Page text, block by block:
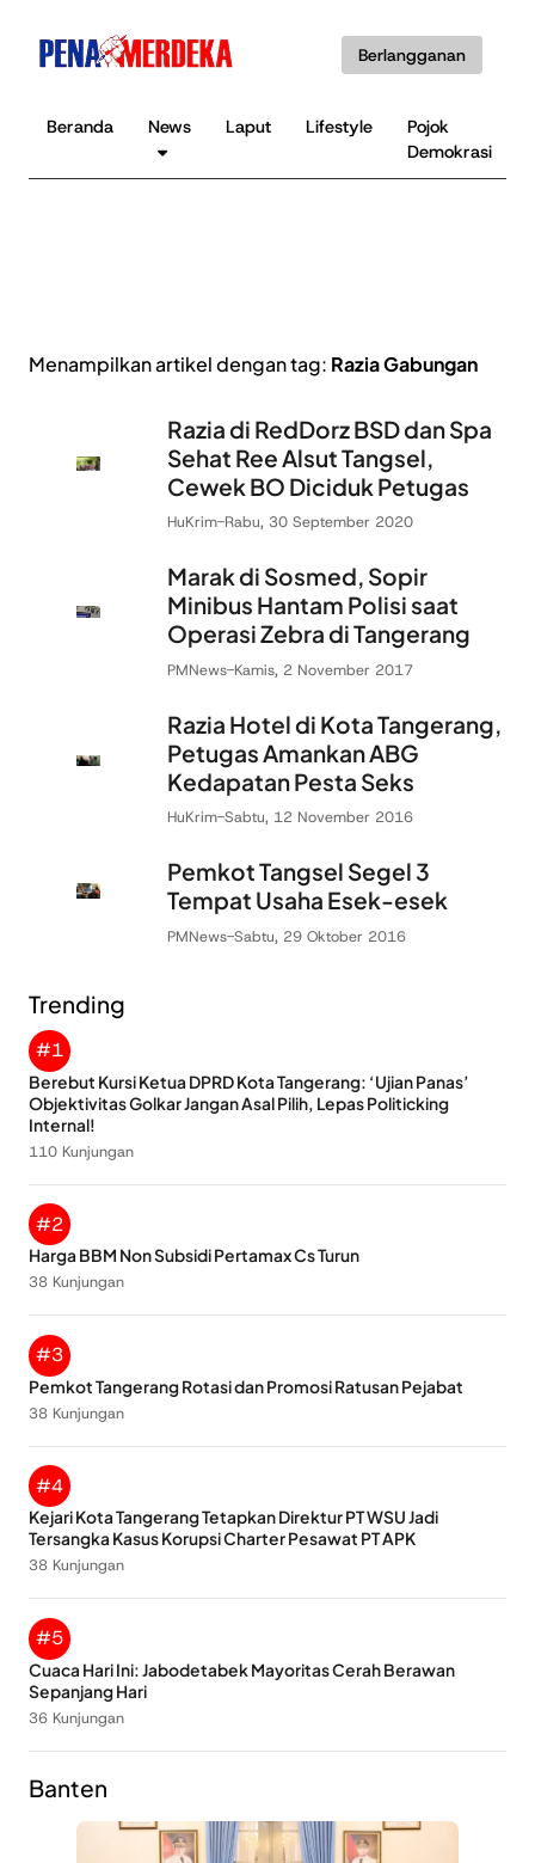
Berlangganan
Beranda News Laput Lifestyle
Pojok
Demokrasi
Menampilkan artikel dengan tag: Razia Gabungan
Razia di RedDorz BSD dan Spa
Sehat Ree Alsut Tangsel,
Cewek BO Diciduk Petugas
HuKrim-Rabu, 30 September 2020
Marak di Sosmed, Sopir
Minibus Hantam Polisi saat
Operasi Zebra di Tangerang
PMNews-Kamis, 2 November 2017
Razia Hotel di Kota Tangerang,
Petugas Amankan ABG
Kedapatan Pesta Seks
HuKrim-Sabtu, 12 November 2016
Pemkot Tangsel Segel 3
Tempat Usaha Esek-esek
PMNews-Sabtu, 29 Oktober 2016
Trending
#1
Berebut Kursi Ketua DPRD Kota Tangerang: ‘Ujian Panas’
Objektivitas Golkar Jangan Asal Pilih, Lepas Politicking
Internal!
110 Kunjungan
#2
Harga BBM Non Subsidi Pertamax Cs Turun
38 Kunjungan
#3
Pemkot Tangerang Rotasi dan Promosi Ratusan Pejabat
38 Kunjungan
#4
Kejari Kota Tangerang Tetapkan Direktur PT WSU Jadi
Tersangka Kasus Korupsi Charter Pesawat PT APK
38 Kunjungan
#5
Cuaca Hari Ini: Jabodetabek Mayoritas Cerah Berawan
Sepanjang Hari
36 Kunjungan
Banten